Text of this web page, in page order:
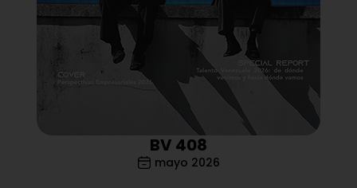
BV 408
mayo 2026